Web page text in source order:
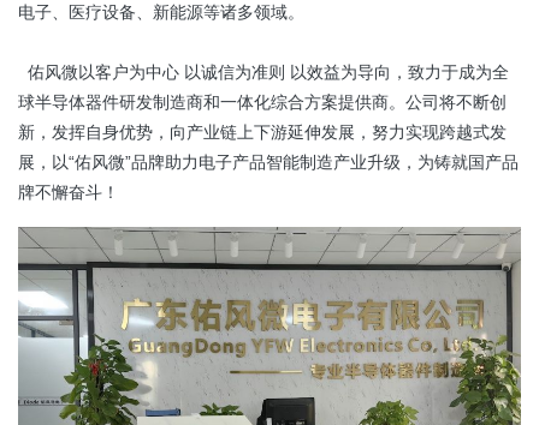
电子、医疗设备、新能源等诸多领域。
佑风微以客户为中心 以诚信为准则 以效益为导向，致力于成为全
球半导体器件研发制造商和一体化综合方案提供商。公司将不断创
新，发挥自身优势，向产业链上下游延伸发展，努力实现跨越式发
展，以“佑风微”品牌助力电子产品智能制造产业升级，为铸就国产品
牌不懈奋斗！